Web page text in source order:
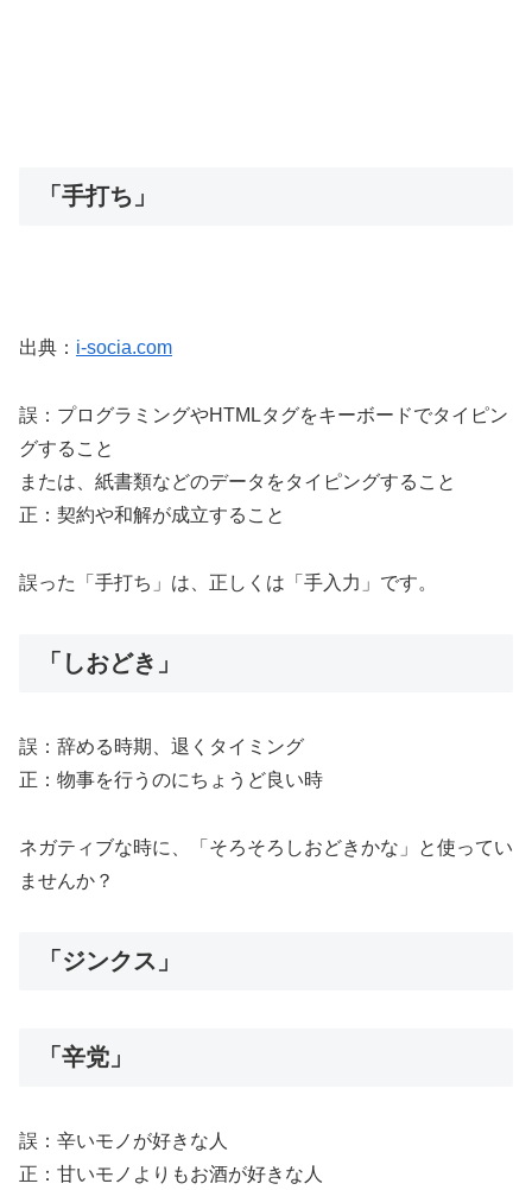
「手打ち」
出典： i-socia.com
誤：プログラミングやHTMLタグをキーボードでタイピン
グすること
または、紙書類などのデータをタイピングすること
正：契約や和解が成立すること
誤った「手打ち」は、正しくは「手入力」です。
「しおどき」
誤：辞める時期、退くタイミング
正：物事を行うのにちょうど良い時
ネガティブな時に、「そろそろしおどきかな」と使ってい
ませんか？
「ジンクス」
「辛党」
誤：辛いモノが好きな人
正：甘いモノよりもお酒が好きな人